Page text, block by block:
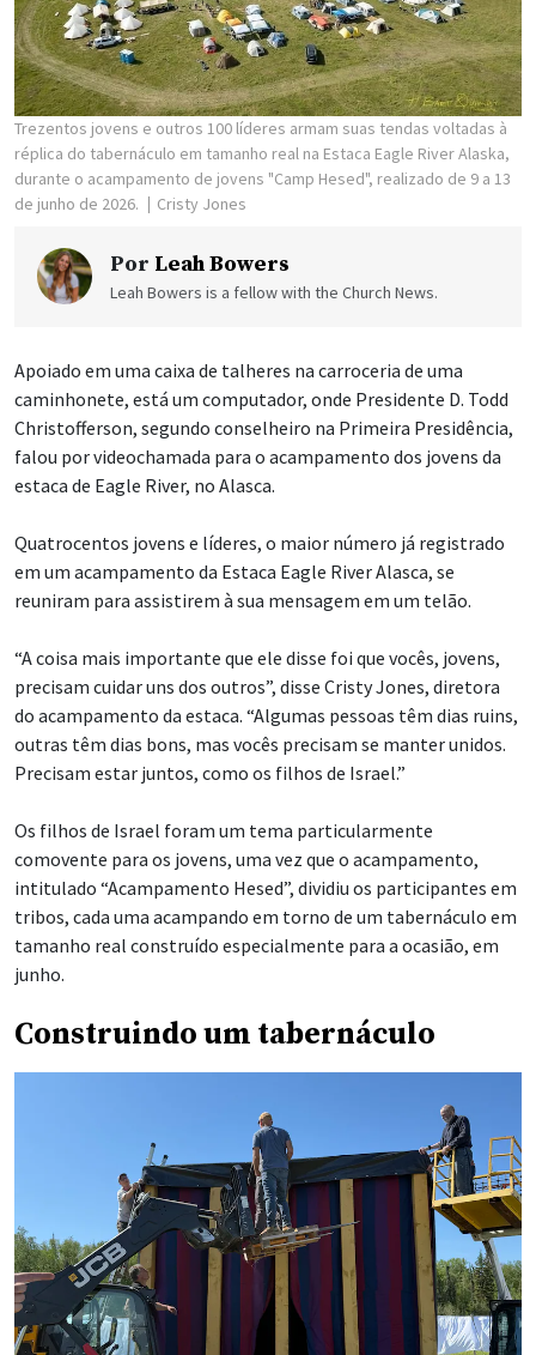
Trezentos jovens e outros 100 líderes armam suas tendas voltadas à
réplica do tabernáculo em tamanho real na Estaca Eagle River Alaska,
durante o acampamento de jovens "Camp Hesed", realizado de 9 a 13
de junho de 2026.
Cristy Jones
Por Leah Bowers
Leah Bowers is a fellow with the Church News.
Apoiado em uma caixa de talheres na carroceria de uma
caminhonete, está um computador, onde Presidente D. Todd
Christofferson, segundo conselheiro na Primeira Presidência,
falou por videochamada para o acampamento dos jovens da
estaca de Eagle River, no Alasca.
Quatrocentos jovens e líderes, o maior número já registrado
em um acampamento da Estaca Eagle River Alasca, se
reuniram para assistirem à sua mensagem em um telão.
“A coisa mais importante que ele disse foi que vocês, jovens,
precisam cuidar uns dos outros”, disse Cristy Jones, diretora
do acampamento da estaca. “Algumas pessoas têm dias ruins,
outras têm dias bons, mas vocês precisam se manter unidos.
Precisam estar juntos, como os filhos de Israel.”
Os filhos de Israel foram um tema particularmente
comovente para os jovens, uma vez que o acampamento,
intitulado “Acampamento Hesed”, dividiu os participantes em
tribos, cada uma acampando em torno de um tabernáculo em
tamanho real construído especialmente para a ocasião, em
junho.
Construindo um tabernáculo